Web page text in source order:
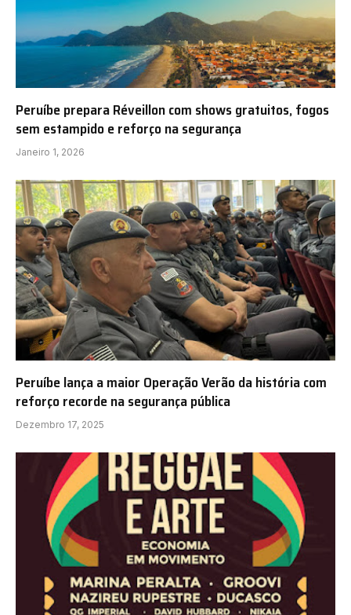
Peruíbe prepara Réveillon com shows gratuitos, fogos
sem estampido e reforço na segurança
Janeiro 1, 2026
Peruíbe lança a maior Operação Verão da história com
reforço recorde na segurança pública
Dezembro 17, 2025